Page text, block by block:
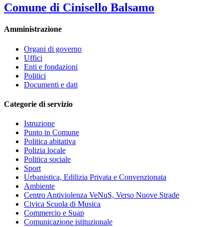
Comune di Cinisello Balsamo
Amministrazione
Organi di governo
Uffici
Enti e fondazioni
Politici
Documenti e dati
Categorie di servizio
Istruzione
Punto in Comune
Politica abitativa
Polizia locale
Politica sociale
Sport
Urbanistica, Edilizia Privata e Convenzionata
Ambiente
Centro Antiviolenza VeNuS, Verso Nuove Strade
Civica Scuola di Musica
Commercio e Suap
Comunicazione istituzionale